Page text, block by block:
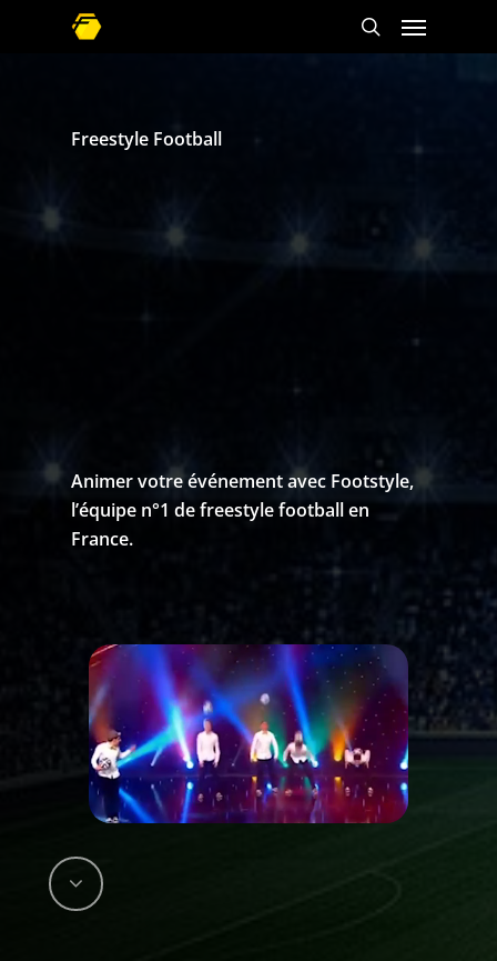
Freestyle Football
Animer votre événement avec Footstyle,
l’équipe n°1 de freestyle football en
France.